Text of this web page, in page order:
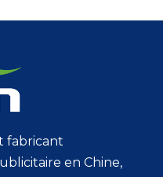
fabricant
en Chine,